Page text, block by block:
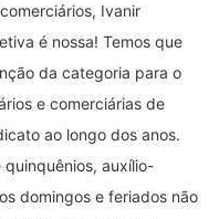
Ivanir
é nossa! Temos que
da categoria para o
e comerciárias de
ao longo dos anos.
quinquênios, auxílio-
domingos e feriados não